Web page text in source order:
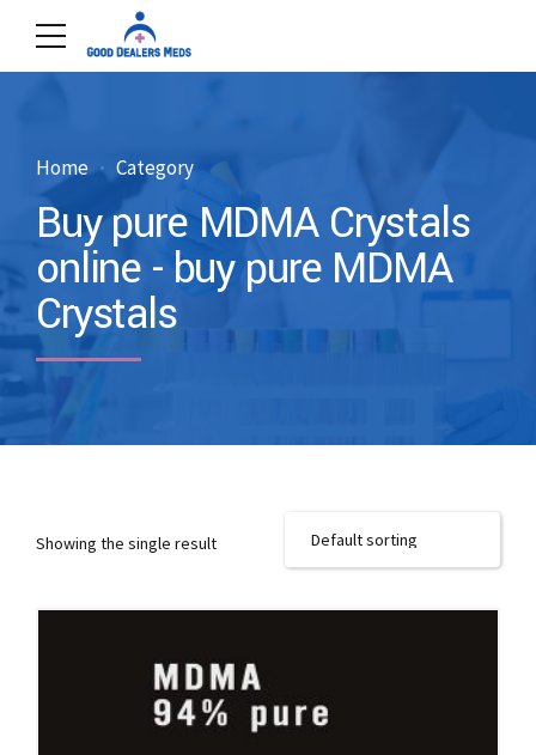
Home Category
Buy pure MDMA Crystals
online - buy pure MDMA
Crystals
Showing the single result